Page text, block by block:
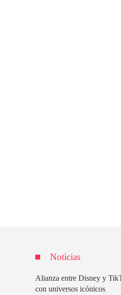
Noticias
Alianza entre Disney y
con universos icónicos